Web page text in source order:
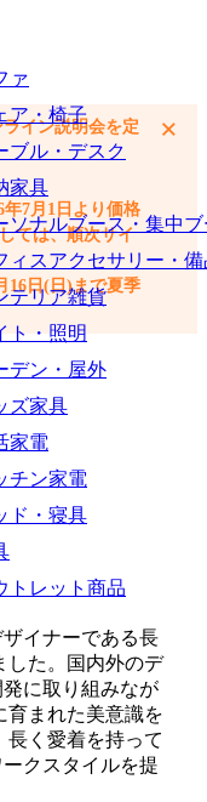
ァ
ア・椅子
ブル・デスク
家具
ソナルブース・集中
ィスアクセサリー・備
テリア雑貨
ト・照明
デン・屋外
ズ家具
家電
チン家電
ド・寝具
トレット商品
追加できます
イン説明会を定
7月1日より価格
ては、順次サイ
16日(日)まで夏季
×
イナーである長
した。国内外のデ
に取り組みなが
育まれた美意識を
長く愛着を持って
クスタイルを提